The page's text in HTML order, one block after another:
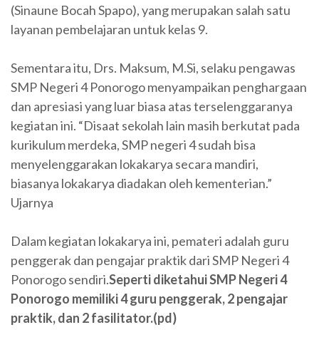
(Sinaune Bocah Spapo), yang merupakan salah satu
layanan pembelajaran untuk kelas 9.
Sementara itu, Drs. Maksum, M.Si, selaku pengawas
SMP Negeri 4 Ponorogo menyampaikan penghargaan
dan apresiasi yang luar biasa atas terselenggaranya
kegiatan ini. “Disaat sekolah lain masih berkutat pada
kurikulum merdeka, SMP negeri 4 sudah bisa
menyelenggarakan lokakarya secara mandiri,
biasanya lokakarya diadakan oleh kementerian.”
Ujarnya
Dalam kegiatan lokakarya ini, pemateri adalah guru
penggerak dan pengajar praktik dari SMP Negeri 4
Ponorogo sendiri.Seperti diketahui SMP Negeri 4
Ponorogo memiliki 4 guru penggerak, 2 pengajar
praktik, dan 2 fasilitator.(pd)